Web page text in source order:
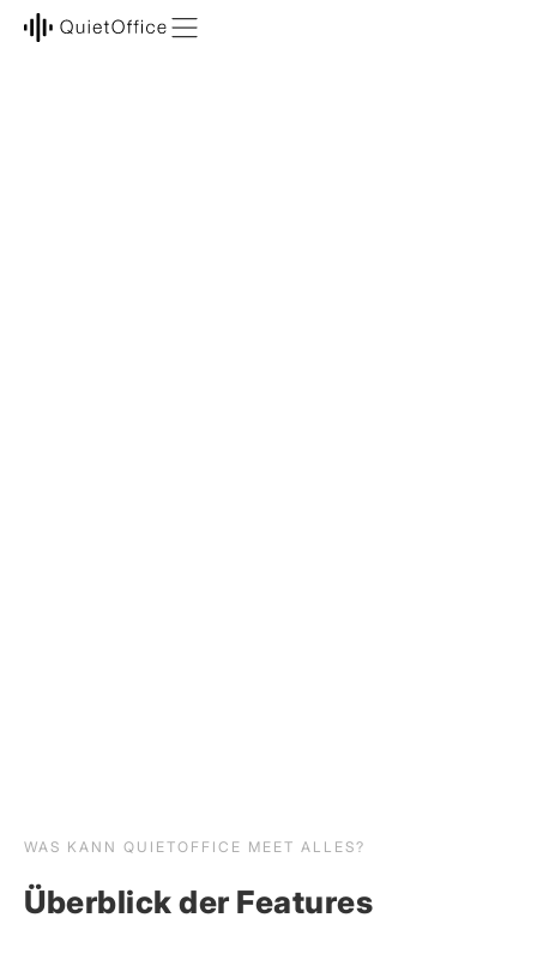
WAS KANN QUIETOFFICE MEET ALLES?
Überblick der Features